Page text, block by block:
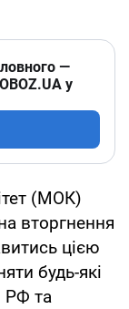
—
у
(МОК)
вторгнення
цією
будь-які
РФ та